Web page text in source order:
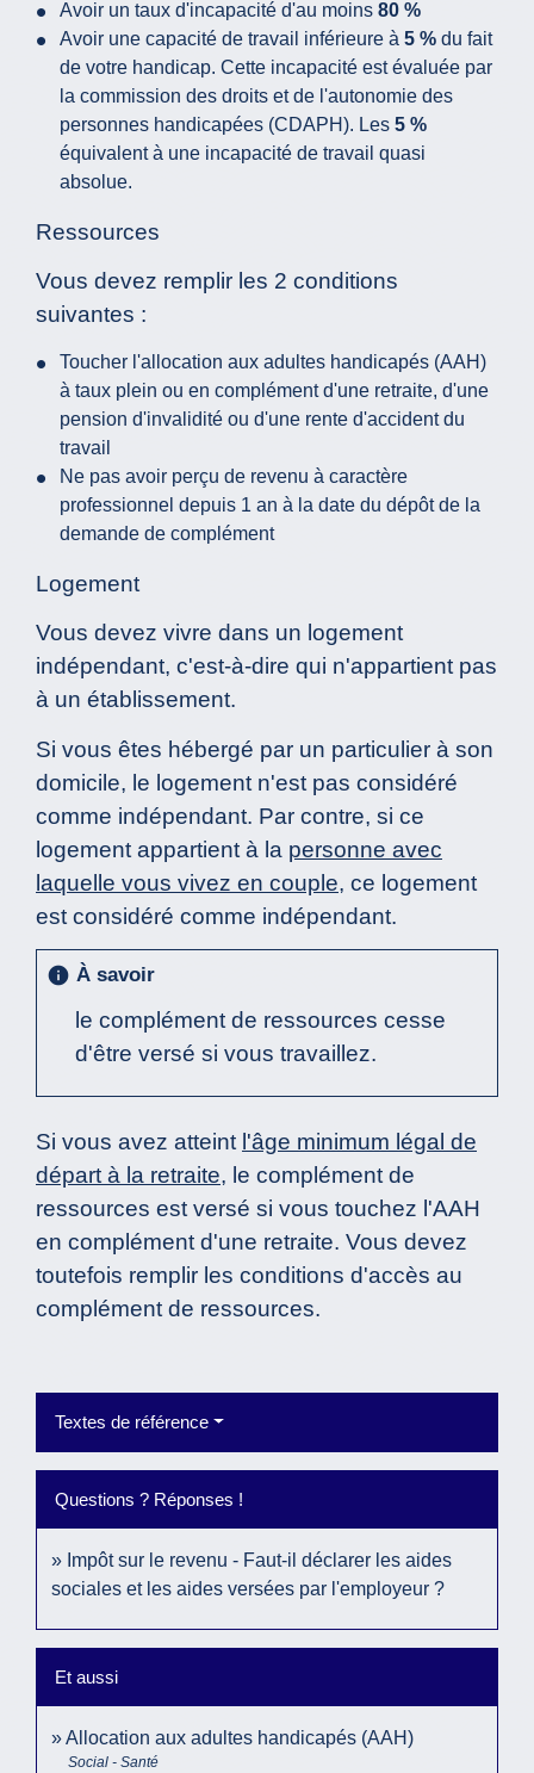
Avoir un taux d'incapacité d'au moins 80 %
Avoir une capacité de travail inférieure à 5 % du fait
de votre handicap. Cette incapacité est évaluée par
la commission des droits et de l'autonomie des
personnes handicapées (CDAPH). Les 5 %
équivalent à une incapacité de travail quasi
absolue.
Ressources
Vous devez remplir les 2 conditions
suivantes :
Toucher l'allocation aux adultes handicapés (AAH)
à taux plein ou en complément d'une retraite, d'une
pension d'invalidité ou d'une rente d'accident du
travail
Ne pas avoir perçu de revenu à caractère
professionnel depuis 1 an à la date du dépôt de la
demande de complément
Logement
Vous devez vivre dans un logement
indépendant, c'est-à-dire qui n'appartient pas
à un établissement.
Si vous êtes hébergé par un particulier à son
domicile, le logement n'est pas considéré
comme indépendant. Par contre, si ce
logement appartient à la personne avec
laquelle vous vivez en couple, ce logement
est considéré comme indépendant.
info À savoir
le complément de ressources cesse
d'être versé si vous travaillez.
Si vous avez atteint l'âge minimum légal de
départ à la retraite, le complément de
ressources est versé si vous touchez l'AAH
en complément d'une retraite. Vous devez
toutefois remplir les conditions d'accès au
complément de ressources.
Textes de référence
Questions ? Réponses !
Impôt sur le revenu - Faut-il déclarer les aides
sociales et les aides versées par l'employeur ?
Et aussi
Allocation aux adultes handicapés (AAH)
Social - Santé